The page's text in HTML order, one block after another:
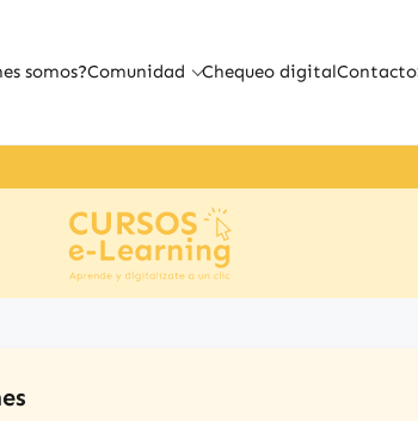
somos?Comunidad Chequeo digitalContacto